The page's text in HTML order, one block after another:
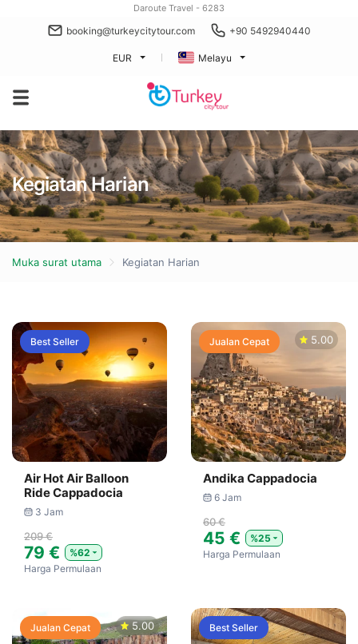
Daroute Travel - 6283
booking@turkeycitytour.com +90 5492940440
EUR Melayu
Kegiatan Harian
Muka surat utama Kegiatan Harian
Best Seller
Air Hot Air Balloon
Ride Cappadocia
3 Jam
209 €
79 €
%62
Harga Permulaan
Jualan Cepat 5.00
Andika Cappadocia
6 Jam
60 €
45 €
%25
Harga Permulaan
Jualan Cepat 5.00 Best Seller